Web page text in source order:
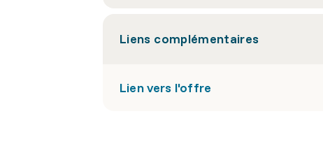
Liens complémentaires
Lien vers l'offre